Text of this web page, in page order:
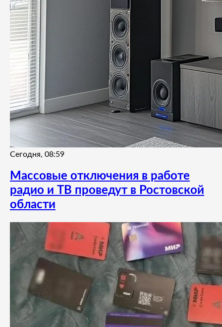
Сегодня, 08:59
Массовые отключения в работе
радио и ТВ проведут в Ростовской
области